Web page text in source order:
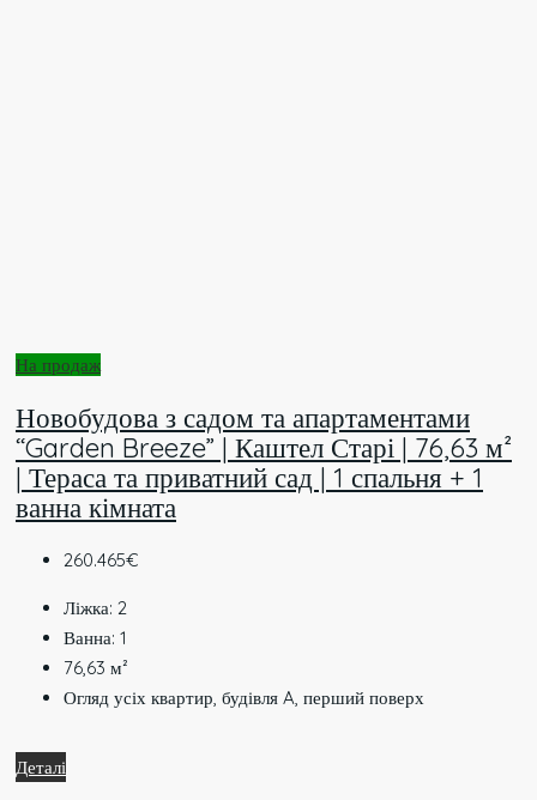
На продаж
Новобудова з садом та апартаментами
“Garden Breeze” | Каштел Старі | 76,63 м²
| Тераса та приватний сад | 1 спальня + 1
ванна кімната
260.465€
Ліжка: 2
Ванна: 1
76,63 м²
Огляд усіх квартир, будівля A, перший поверх
Деталі